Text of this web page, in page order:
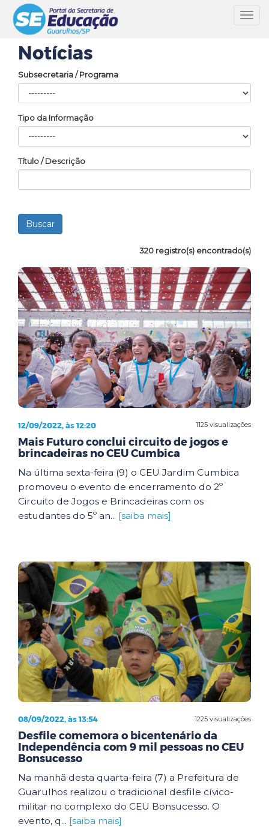
Notícias
Subsecretaria / Programa
Tipo da Informação
Título / Descrição
320 registro(s) encontrado(s)
1125 visualizações
12/09/2022, às 12:20
Mais Futuro conclui circuito de jogos e
brincadeiras no CEU Cumbica
Na última sexta-feira (9) o CEU Jardim Cumbica
promoveu o evento de encerramento do 2º
Circuito de Jogos e Brincadeiras com os
estudantes do 5º an... [saiba mais]
1225 visualizações
08/09/2022, às 13:54
Desfile comemora o bicentenário da
Independência com 9 mil pessoas no CEU
Bonsucesso
Na manhã desta quarta-feira (7) a Prefeitura de
Guarulhos realizou o tradicional desfile cívico-
militar no complexo do CEU Bonsucesso. O
evento, q... [saiba mais]